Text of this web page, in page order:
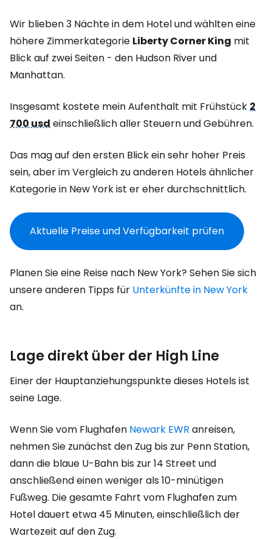
Wir blieben 3 Nächte in dem Hotel und wählten eine
höhere Zimmerkategorie Liberty Corner King mit
Blick auf zwei Seiten - den Hudson River und
Manhattan.
Insgesamt kostete mein Aufenthalt mit Frühstück2
700 usdeinschließlich aller Steuern und Gebühren.
Das mag auf den ersten Blick ein sehr hoher Preis
sein, aber im Vergleich zu anderen Hotels ähnlicher
Kategorie in New York ist er eher durchschnittlich.
Aktuelle Preise und Verfügbarkeit prüfen
Planen Sie eine Reise nach New York? Sehen Sie sich
unsere anderen Tipps für Unterkünfte in New York
an.
Lage direkt über der High Line
Einer der Hauptanziehungspunkte dieses Hotels ist
seine Lage.
Wenn Sie vom Flughafen Newark EWR anreisen,
nehmen Sie zunächst den Zug bis zur Penn Station,
dann die blaue U-Bahn bis zur 14 Street und
anschließend einen weniger als 10-minütigen
Fußweg. Die gesamte Fahrt vom Flughafen zum
Hotel dauert etwa 45 Minuten, einschließlich der
Wartezeit auf den Zug.